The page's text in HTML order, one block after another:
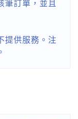
筆訂單，並且
提供服務。注